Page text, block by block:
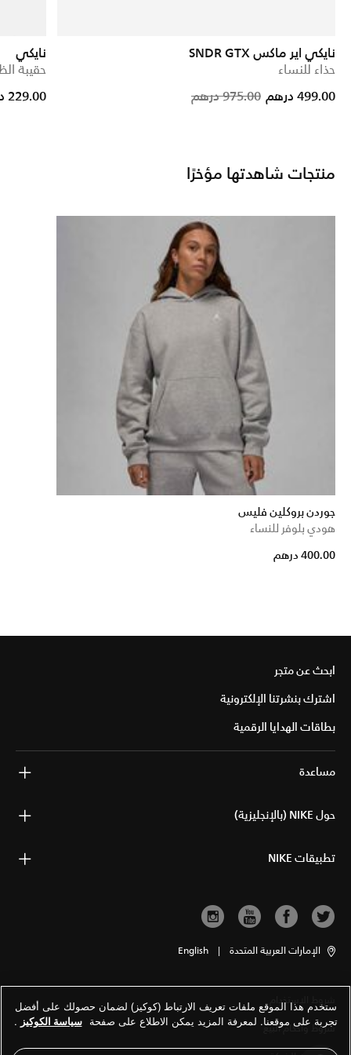
نايكي اير ماكس SNDR GTX
حذاء للنساء
Price
975.00 درهم to
499.00 درهم
نايكي
حقيبة الظهر
229.00 درهم
منتجات شاهدتها مؤخرًا
جوردن بروكلين فليس
هودي بلوفر للنساء
400.00 درهم
ابحث عن متجر
اشترك بنشرتنا الإلكترونية
بطاقات الهدايا الرقمية
مساعدة
حول NIKE (بالإنجليزية)
تطبيقات NIKE
الإمارات العربية المتحدة |
English
شروط الاستخدام
شروط وأحكام البيع
ستخدم هذا الموقع ملفات تعريف الارتباط (كوكيز) لضمان حصولك على أفضل
تجربة على موقعنا. لمعرفة المزيد يمكن الاطلاع على صفحة سياسة الكوكيز .